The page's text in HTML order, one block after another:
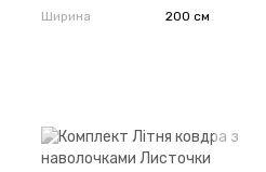
Ширина
200 см